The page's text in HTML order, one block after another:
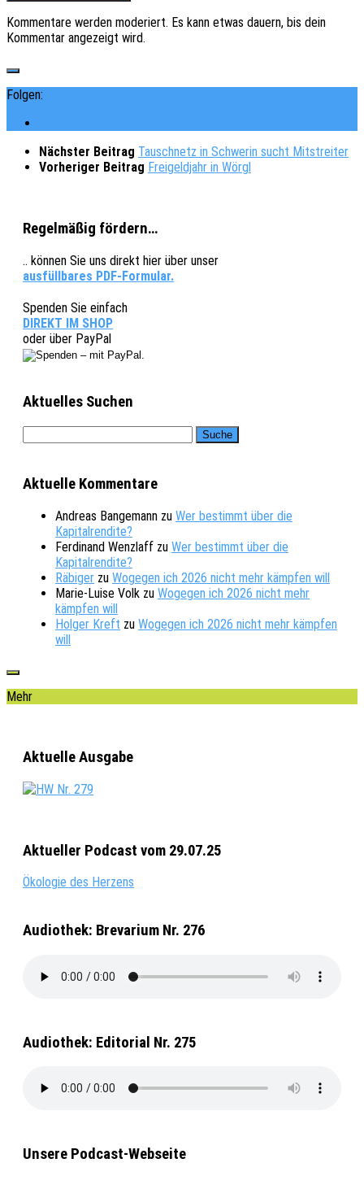
Kommentare werden moderiert. Es kann etwas dauern, bis dein
Kommentar angezeigt wird.
Folgen:
Nächster Beitrag Tauschnetz in Schwerin sucht Mitstreiter
Vorheriger Beitrag Freigeldjahr in Wörgl
Regelmäßig fördern…
.. können Sie uns direkt hier über unser
ausfüllbares PDF-Formular.
Spenden Sie einfach
DIREKT IM SHOP
oder über PayPal
Aktuelles Suchen
Aktuelle Kommentare
Andreas Bangemann zu Wer bestimmt über die
Kapitalrendite?
Ferdinand Wenzlaff zu Wer bestimmt über die
Kapitalrendite?
Räbiger zu Wogegen ich 2026 nicht mehr kämpfen will
Marie-Luise Volk zu Wogegen ich 2026 nicht mehr
kämpfen will
Holger Kreft zu Wogegen ich 2026 nicht mehr kämpfen
will
Mehr
Aktuelle Ausgabe
Aktueller Podcast vom 29.07.25
Ökologie des Herzens
Audiothek: Brevarium Nr. 276
Audiothek: Editorial Nr. 275
Unsere Podcast-Webseite